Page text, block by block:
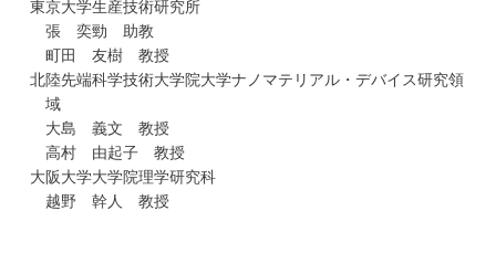
東京大学生産技術研究所
張 奕勁 助教
町田 友樹 教授
北陸先端科学技術大学院大学ナノマテリアル・デバイス研究領
域
大島 義文 教授
高村 由起子 教授
大阪大学大学院理学研究科
越野 幹人 教授